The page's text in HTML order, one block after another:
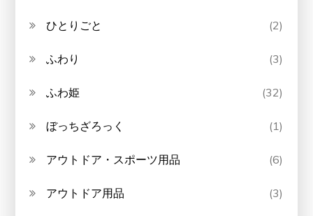
ひとりごと (2)
ふわり (3)
ふわ姫 (32)
ぼっちざろっく (1)
アウトドア・スポーツ用品 (6)
アウトドア用品 (3)